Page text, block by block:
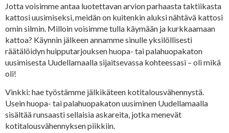
Jotta voisimme antaa luotettavan arvion parhaasta taktiikasta
kattosi uusimiseksi, meidän on kuitenkin aluksi nähtävä kattosi
omin silmin. Milloin voisimme tulla käymään ja kurkkaamaan
kattoa? Käynnin jälkeen annamme sinulle yksilöllisesti
räätälöidyn huipputarjouksen huopa- tai palahuopakaton
uusimisesta Uudellamaalla sijaitsevassa kohteessasi – oli mikä
oli!
Vinkki: hae työstämme jälkikäteen kotitalousvähennystä.
Usein huopa- tai palahuopakaton uusiminen Uudellamaalla
sisältää runsaasti sellaisia askareita, jotka menevät
kotitalousvähennyksen piikkiin.